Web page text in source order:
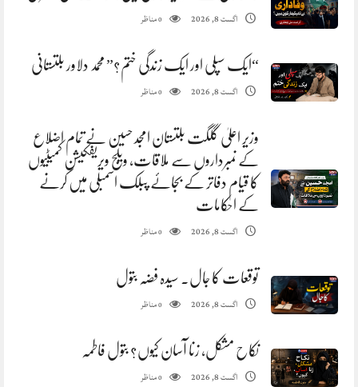
اگست 8, 2026 0مناظر
“ایک سپلی اور ایک زندگی ختم؟” محمد دلاور بلتستانی
اگست 8, 2026 0مناظر
وزیر اعلیٰ گلگت بلتستان امجد حسین نے تمام اضلاع
کے نمبرداروں سے ملاقات، ویلج ویریفکیشن کمیٹیوں
کا قیام دفاتر کے بجائے پبلک اسمبلی میں کرنے
کے احکامات
اگست 8, 2026 0مناظر
توقعات کا جال. سیدہ فضہ بتول
اگست 8, 2026 0مناظر
نکاح مشکل، زنا آسان کیوں؟ بتول فاطمہ
اگست 8, 2026 0مناظر